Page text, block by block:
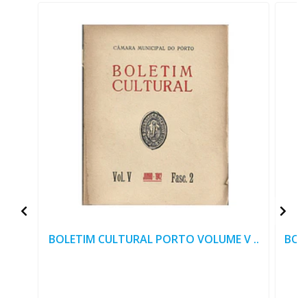
BOLETIM CULTURAL PORTO VOLUME V ..